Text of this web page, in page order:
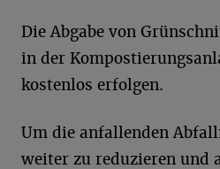
Die Abgabe von
in der
kostenlos erfolgen.
Um die anfallenden
weiter zu reduzieren und